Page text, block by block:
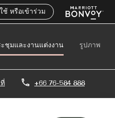
ช้ หรือเข้าร่วม
ะชุมและงานแต่งงาน รูปภาพ
+66 76-584 888